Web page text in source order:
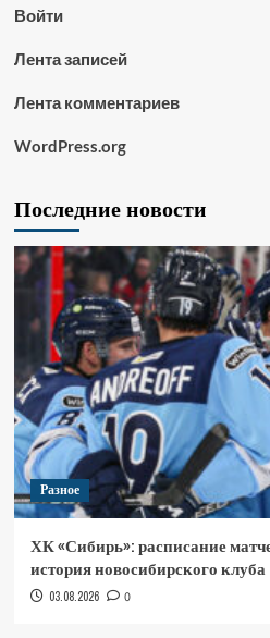
Войти
Лента записей
Лента комментариев
WordPress.org
Последние новости
Разное
ХК «Сибирь»: расписание
история новосибирского клуба
03.08.2026 0